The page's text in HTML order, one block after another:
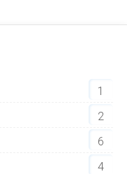
1
2
6
4